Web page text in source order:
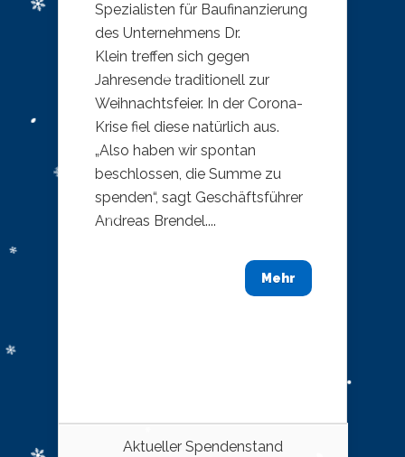
Spezialisten für Baufinanzierung
des Unternehmens Dr.
Klein treffen sich gegen
Jahresende traditionell zur
Weihnachtsfeier. In der Corona-
Krise fiel diese natürlich aus.
„Also haben wir spontan
beschlossen, die Summe zu
spenden“, sagt Geschäftsführer
Andreas Brendel....
Mehr
Aktueller Spendenstand